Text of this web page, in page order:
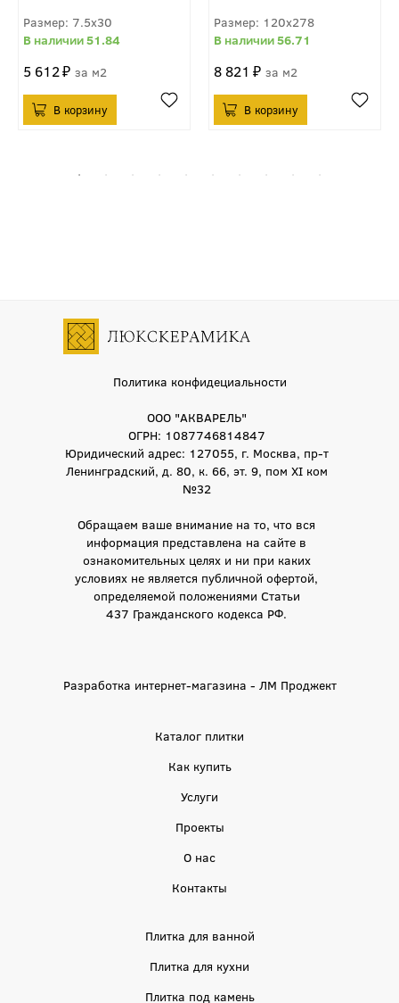
7.5x30
51.84
5 612 м2
120x278
56.71
8 821 м2
Политика конфидециальности
ООО "АКВАРЕЛЬ"
ОГРН: 1087746814847
Юридический адрес: 127055, г. Москва, пр-т
Ленинградский, д. 80, к. 66, эт. 9, пом XI ком
№32
Обращаем ваше внимание на то, что вся
информация представлена на сайте в
ознакомительных целях и ни при каких
условиях не является публичной офертой,
определяемой положениями Статьи
437 Гражданского кодекса РФ.
Разработка интернет-магазина - ЛМ Проджект
Каталог плитки
Как купить
Услуги
Проекты
О нас
Контакты
Плитка для ванной
Плитка для кухни
Плитка под камень